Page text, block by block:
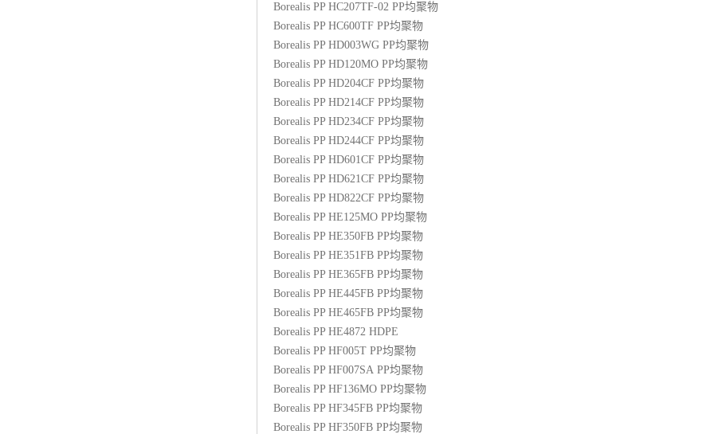
Borealis PP HC207TF-02 PP均聚物
Borealis PP HC600TF PP均聚物
Borealis PP HD003WG PP均聚物
Borealis PP HD120MO PP均聚物
Borealis PP HD204CF PP均聚物
Borealis PP HD214CF PP均聚物
Borealis PP HD234CF PP均聚物
Borealis PP HD244CF PP均聚物
Borealis PP HD601CF PP均聚物
Borealis PP HD621CF PP均聚物
Borealis PP HD822CF PP均聚物
Borealis PP HE125MO PP均聚物
Borealis PP HE350FB PP均聚物
Borealis PP HE351FB PP均聚物
Borealis PP HE365FB PP均聚物
Borealis PP HE445FB PP均聚物
Borealis PP HE465FB PP均聚物
Borealis PP HE4872 HDPE
Borealis PP HF005T PP均聚物
Borealis PP HF007SA PP均聚物
Borealis PP HF136MO PP均聚物
Borealis PP HF345FB PP均聚物
Borealis PP HF350FB PP均聚物